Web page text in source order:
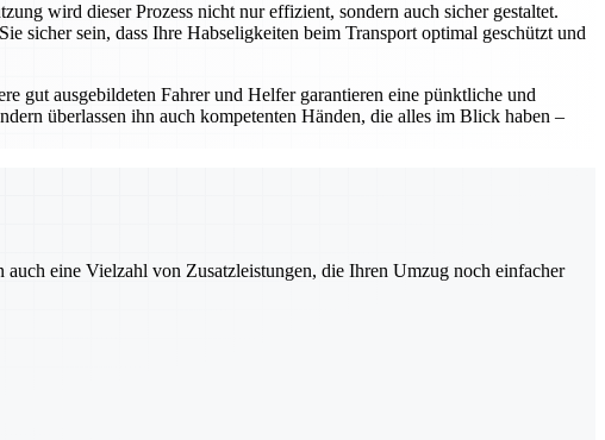
wird dieser Prozess nicht nur effizient, sondern auch sicher gestaltet.
sicher sein, dass Ihre Habseligkeiten beim Transport optimal geschützt und
gut ausgebildeten Fahrer und Helfer garantieren eine pünktliche und
überlassen ihn auch kompetenten Händen, die alles im Blick haben –
eine Vielzahl von Zusatzleistungen, die Ihren Umzug noch einfacher